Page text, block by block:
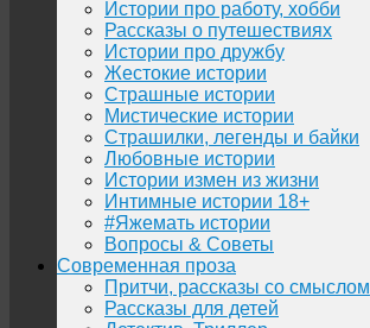
Истории про работу, хобби
Рассказы о путешествиях
Истории про дружбу
Жестокие истории
Страшные истории
Мистические истории
Страшилки, легенды и байки
Любовные истории
Истории измен из жизни
Интимные истории 18+
#Яжемать истории
Вопросы & Советы
Современная проза
Притчи, рассказы со смыслом
Рассказы для детей